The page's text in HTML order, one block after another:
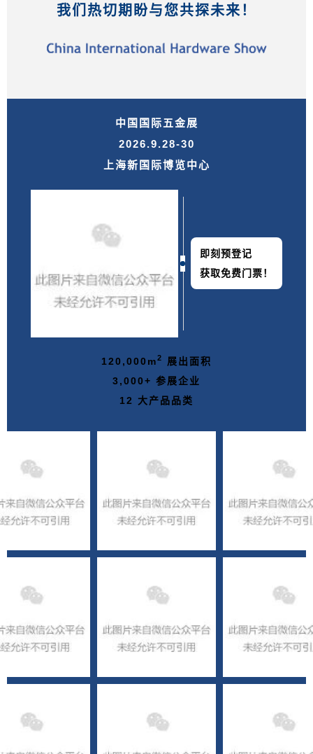
我们热切期盼与您共探未来！
中国国际五金展
2026.9.28-30
上海新国际博览中心
即刻预登记
获取免费门票！
120,000m2
展出面积
3,000+ 参展企业
12 大产品品类